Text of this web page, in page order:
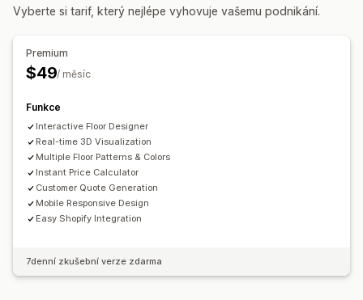
Vyberte si tarif, který nejlépe vyhovuje vašemu podnikání.
Premium
$49/ měsíc
Funkce
Interactive Floor Designer
Real-time 3D Visualization
Multiple Floor Patterns & Colors
Instant Price Calculator
Customer Quote Generation
Mobile Responsive Design
Easy Shopify Integration
7denní zkušební verze zdarma